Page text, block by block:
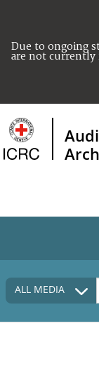
Due to ongoing
are not currently
HOME
COLLECTIONS
ALL MEDIA